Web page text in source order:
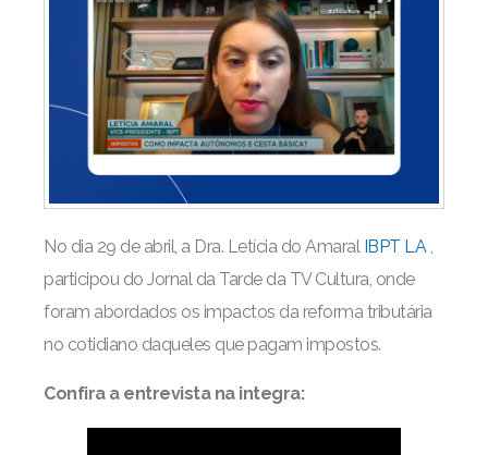
No dia 29 de abril, a Dra. Letícia do Amaral IBPT LA,
participou do Jornal da Tarde da TV Cultura, onde
foram abordados os impactos da reforma tributária
no cotidiano daqueles que pagam impostos.
Confira a entrevista na integra: